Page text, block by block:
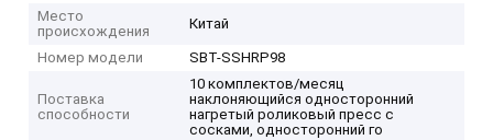
Место
происхождения
Китай
Номер модели SBT-SSHRP98
Поставка
способности
10 комплектов/месяц
наклоняющийся односторонний
нагретый роликовый пресс с
сосками, односторонний го